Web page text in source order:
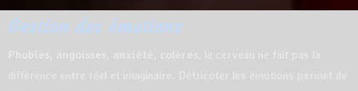
Gestion des émotions